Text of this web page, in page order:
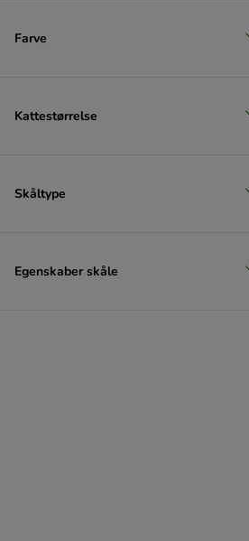
Farve
Kattestørrelse
Skåltype
Egenskaber skåle